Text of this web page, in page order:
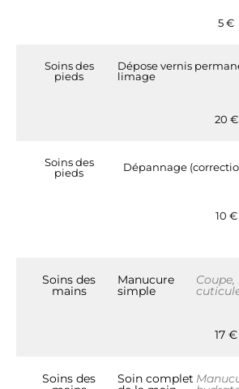
5 €
Soins des
pieds
Dépose vernis
limage
20 €
Soins des
pieds
Dépannage
10 €
Soins des
mains
Manucure
simple
17 €
Soins des Soin complet